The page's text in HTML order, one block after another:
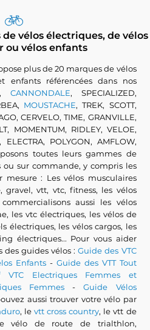
vélos électriques, de vélos
ou vélos enfants
plus de 20 marques de vélos
enfants référencées dans nos
CANNONDALE, SPECIALIZED,
MOUSTACHE, TREK, SCOTT,
CERVELO, TIME, GRANVILLE,
MOMENTUM, RIDLEY, VELOE,
POLYGON, AMFLOW,
toutes leurs gammes de
ou sur commande, y compris les
mesure : Les vélos musculaires
vtt, vtc, fitness, les vélos
aussi les vélos
les vtc électriques, les vélos de
électriques, les vélos cargos, les
électriques... Pour vous aider
des guides vélos :Guide des VTC
Enfants - Guide des VTT Tout
VTC Electriques Femmes et
Femmes -Guide Vélos
aussi trouver votre vélo par
, levtt cross country, le vtt de
vélo de route de trialthlon,